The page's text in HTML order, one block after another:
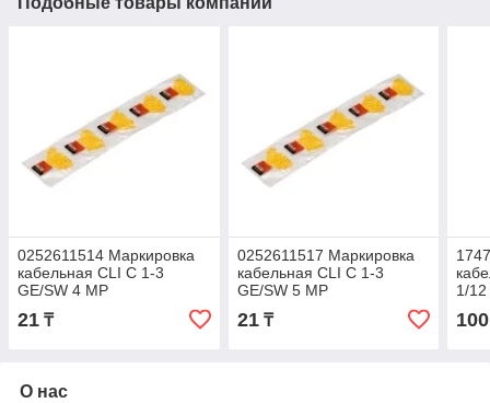
0252611514 Маркировка
кабельная CLI C 1-3
GE/SW 4 MP
21 ₸
0252611517 Маркировка
кабельная CLI C 1-3
GE/SW 5 MP
21₸
1/
100
О нас